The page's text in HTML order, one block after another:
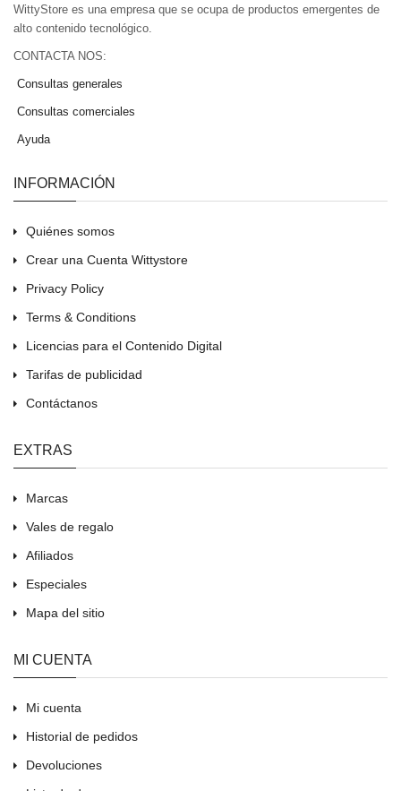
WittyStore es una empresa que se ocupa de productos emergentes de
alto contenido tecnológico.
CONTACTA NOS:
Consultas generales
Consultas comerciales
Ayuda
INFORMACIÓN
Quiénes somos
Crear una Cuenta Wittystore
Privacy Policy
Terms & Conditions
Licencias para el Contenido Digital
Tarifas de publicidad
Contáctanos
EXTRAS
Marcas
Vales de regalo
Afiliados
Especiales
Mapa del sitio
MI CUENTA
Mi cuenta
Historial de pedidos
Devoluciones